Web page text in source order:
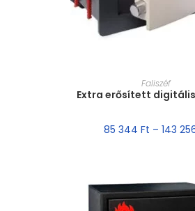
MÉRETFaliszéf
Extra erősített
85 344 Ft – 143